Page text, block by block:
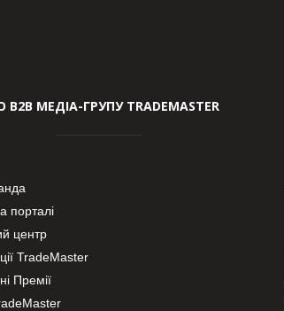
В2В МЕДІА-ГРУПУ TRADEMASTER
порталі
центр
TradeMaster
Премії